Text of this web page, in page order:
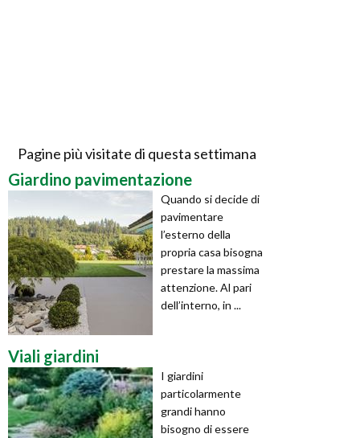
Pagine più visitate di questa settimana
Giardino pavimentazione
Quando si decide di
pavimentare
l’esterno della
propria casa bisogna
prestare la massima
attenzione. Al pari
dell’interno, in ...
Viali giardini
I giardini
particolarmente
grandi hanno
bisogno di essere